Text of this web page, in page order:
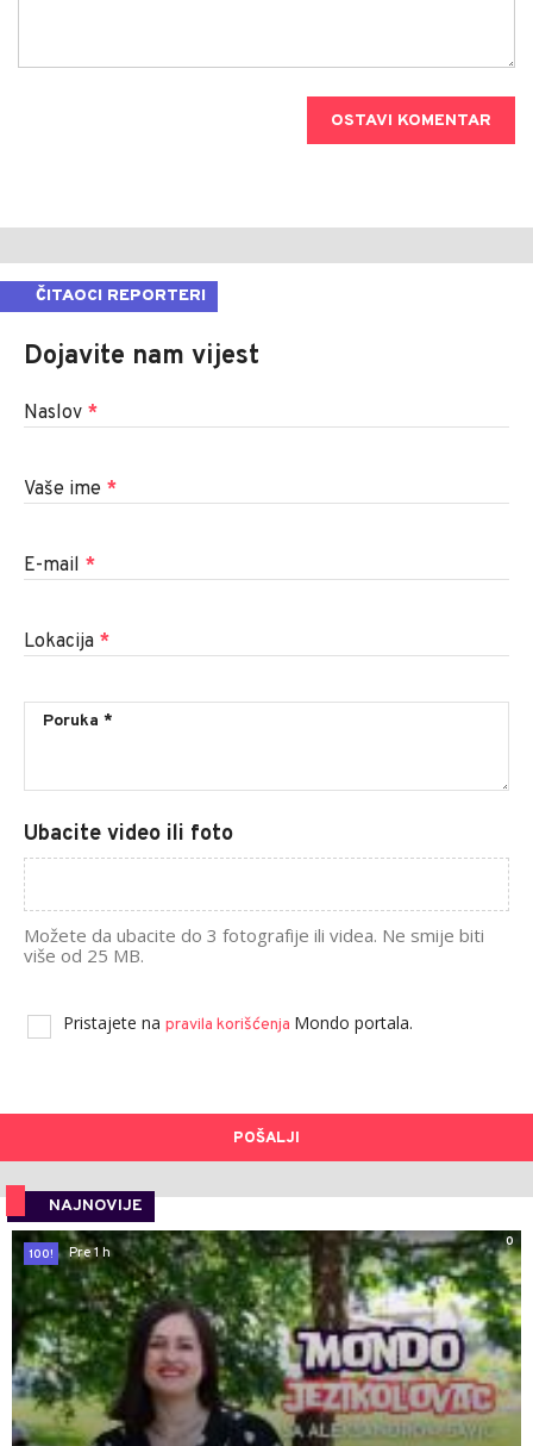
OSTAVI KOMENTAR
ČITAOCI REPORTERI
Dojavite nam vijest
Naslov *
Vaše ime *
E-mail *
Lokacija *
Ubacite video ili foto
Možete da ubacite do 3 fotografije ili videa. Ne smije biti
više od 25 MB.
Pristajete na pravila korišćenja Mondo portala.
POŠALJI
NAJNOVIJE
0
100!
Pre 1 h